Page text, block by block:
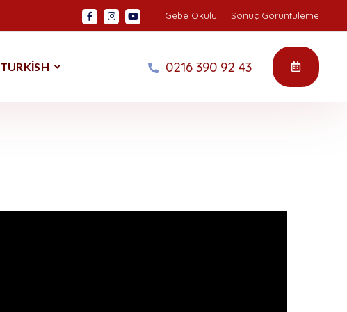
Gebe Okulu Sonuç Görüntüleme
TURKISH 0216 390 92 43